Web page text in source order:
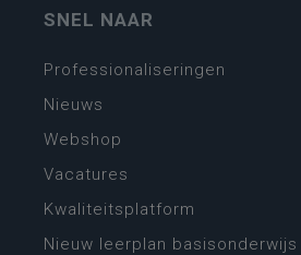
SNEL NAAR
Professionaliseringen
Nieuws
Webshop
Vacatures
Kwaliteitsplatform
Nieuw leerplan basisonderwijs